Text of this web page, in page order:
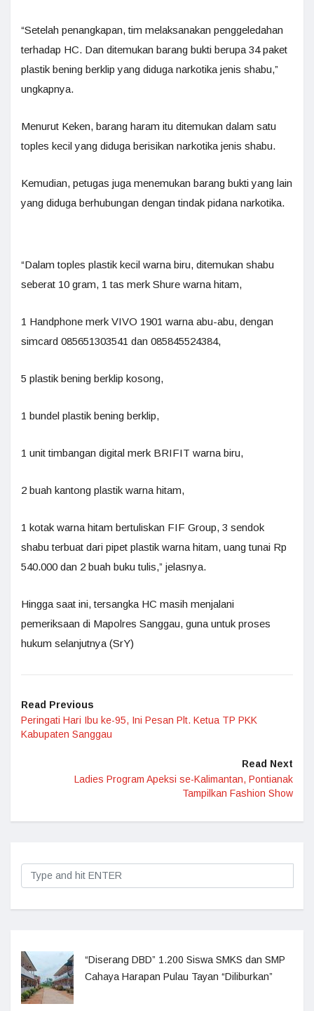
“Setelah penangkapan, tim melaksanakan penggeledahan
terhadap HC. Dan ditemukan barang bukti berupa 34 paket
plastik bening berklip yang diduga narkotika jenis shabu,”
ungkapnya.
Menurut Keken, barang haram itu ditemukan dalam satu
toples kecil yang diduga berisikan narkotika jenis shabu.
Kemudian, petugas juga menemukan barang bukti yang lain
yang diduga berhubungan dengan tindak pidana narkotika.
“Dalam toples plastik kecil warna biru, ditemukan shabu
seberat 10 gram, 1 tas merk Shure warna hitam,
1 Handphone merk VIVO 1901 warna abu-abu, dengan
simcard 085651303541 dan 085845524384,
5 plastik bening berklip kosong,
1 bundel plastik bening berklip,
1 unit timbangan digital merk BRIFIT warna biru,
2 buah kantong plastik warna hitam,
1 kotak warna hitam bertuliskan FIF Group, 3 sendok
shabu terbuat dari pipet plastik warna hitam, uang tunai Rp
540.000 dan 2 buah buku tulis,” jelasnya.
Hingga saat ini, tersangka HC masih menjalani
pemeriksaan di Mapolres Sanggau, guna untuk proses
hukum selanjutnya (SrY)
Read Previous
Peringati Hari Ibu ke-95, Ini Pesan Plt. Ketua TP PKK
Kabupaten Sanggau
Read Next
Ladies Program Apeksi se-Kalimantan, Pontianak
Tampilkan Fashion Show
“Diserang DBD” 1.200 Siswa SMKS dan SMP
Cahaya Harapan Pulau Tayan “Diliburkan”